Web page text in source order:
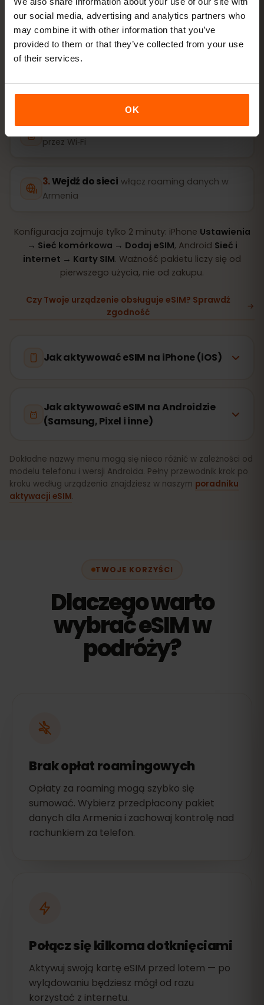
our social media, advertising and analytics partners who
may combine it with other information that you’ve
provided to them or that they’ve collected from your use
of their services.
OK
Gotowe w kilka minut — bez fizycznej karty SIM.
Kup pakiet kod QR od razu e‑mailem
Zainstaluj eSIM zeskanuj kod QR w domu
przez Wi‑Fi
Wejdź do sieci włącz roaming danych w
Armenia
Konfiguracja zajmuje tylko 2 minuty: iPhone Ustawienia
→ Sieć komórkowa → Dodaj eSIM, Android Sieć i
internet → Karty SIM. Ważność pakietu liczy się od
pierwszego użycia, nie od zakupu.
Czy Twoje urządzenie obsługuje eSIM? Sprawdź
zgodność
Jak aktywować eSIM na iPhone (iOS)
Jak aktywować eSIM na Androidzie
(Samsung, Pixel i inne)
Dokładne nazwy menu mogą się nieco różnić w zależności od
modelu telefonu i wersji Androida. Pełny przewodnik krok po
kroku według urządzenia znajdziesz w naszym poradniku
aktywacji eSIM.
TWOJE KORZYŚCI
Dlaczego warto
wybrać eSIM w
podróży?
Brak opłat roamingowych
Opłaty za roaming mogą szybko się
sumować. Wybierz przedpłacony pakiet
danych dla Armenia i zachowaj kontrolę nad
rachunkiem za telefon.
Połącz się kilkoma dotknięciami
Aktywuj swoją kartę eSIM przed lotem — po
wylądowaniu będziesz mógł od razu
korzystać z internetu.